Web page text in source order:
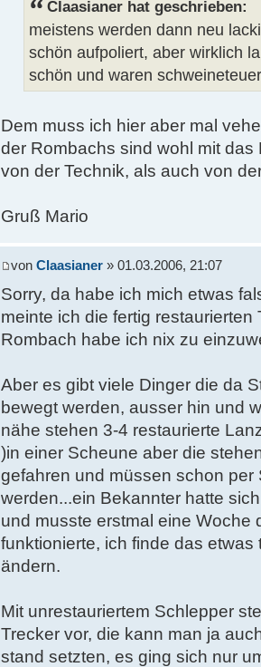
Claasianer hat geschrieben:
meistens werden dann neu
schön aufpoliert, aber wirklich
schön und waren
Dem muss ich hier aber mal
der Rombachs sind wohl mit
von der Technik, als auch von
Gruß Mario
von Claasianer » 01.03.2006, 21:07
Sorry, da habe ich mich etwas
meinte ich die fertig
Rombach habe ich nix zu
Aber es gibt viele Dinger die da
bewegt werden, ausser hin und
nähe stehen 3-4 restaurierte
)in einer Scheune aber die
gefahren und müssen schon
werden...ein Bekannter hatte
und musste erstmal eine Woche
funktionierte, ich finde das
ändern.
Mit unrestauriertem Schlepper
Trecker vor, die kann man ja
stand setzten, es ging sich nur